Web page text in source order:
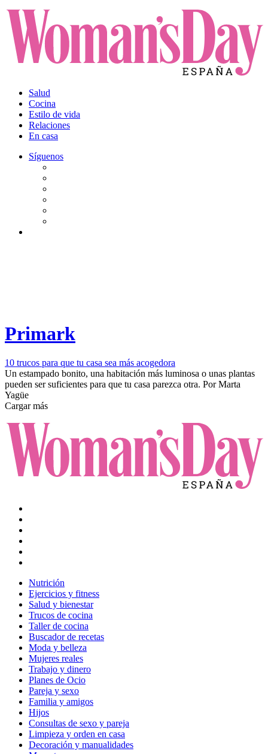
Salud
Cocina
Estilo de vida
Relaciones
En casa
Síguenos
Primark
10 trucos para que tu casa sea más acogedora
Un estampado bonito, una habitación más luminosa o unas plantas
pueden ser suficientes para que tu casa parezca otra. PorMarta
Yagüe
Cargar más
Nutrición
Ejercicios y fitness
Salud y bienestar
Trucos de cocina
Taller de cocina
Buscador de recetas
Moda y belleza
Mujeres reales
Trabajo y dinero
Planes de Ocio
Pareja y sexo
Familia y amigos
Hijos
Consultas de sexo y pareja
Limpieza y orden en casa
Decoración y manualidades